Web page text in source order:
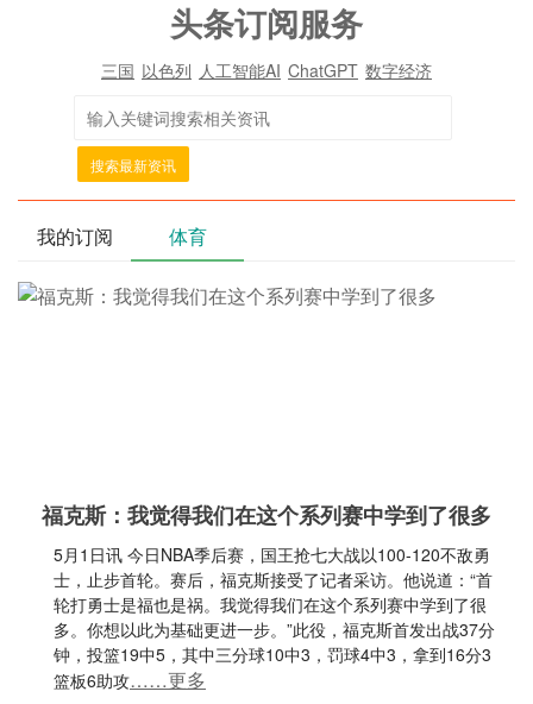
头条订阅服务
三国 以色列 人工智能AI ChatGPT 数字经济
搜索最新资讯
我的订阅 体育
福克斯：我觉得我们在这个系列赛中学到了很多
5月1日讯 今日NBA季后赛，国王抢七大战以100-120不敌勇
士，止步首轮。赛后，福克斯接受了记者采访。他说道：“首
轮打勇士是福也是祸。我觉得我们在这个系列赛中学到了很
多。你想以此为基础更进一步。”此役，福克斯首发出战37分
钟，投篮19中5，其中三分球10中3，罚球4中3，拿到16分3
篮板6助攻……更多